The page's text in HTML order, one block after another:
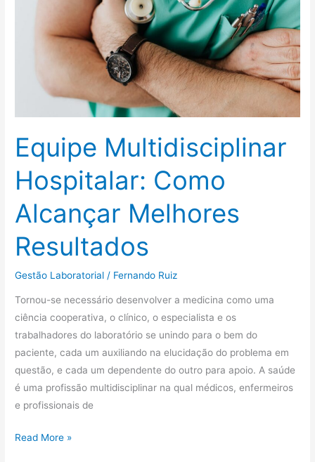
Equipe Multidisciplinar
Hospitalar: Como
Alcançar Melhores
Resultados
Gestão Laboratorial / Fernando Ruiz
Tornou-se necessário desenvolver a medicina como uma
ciência cooperativa, o clínico, o especialista e os
trabalhadores do laboratório se unindo para o bem do
paciente, cada um auxiliando na elucidação do problema em
questão, e cada um dependente do outro para apoio. A saúde
é uma profissão multidisciplinar na qual médicos, enfermeiros
e profissionais de
Resultados
Read More »